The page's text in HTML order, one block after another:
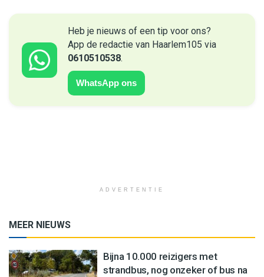
Heb je nieuws of een tip voor ons?
App de redactie van Haarlem105 via
0610510538.
WhatsApp ons
ADVERTENTIE
MEER NIEUWS
Bijna 10.000 reizigers met
strandbus, nog onzeker of bus na